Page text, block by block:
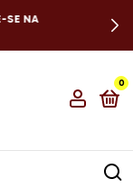
0